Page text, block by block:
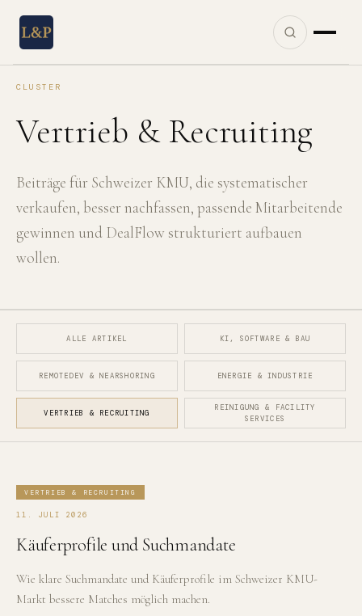
CLUSTER
Vertrieb & Recruiting
Beiträge für Schweizer KMU, die systematischer
verkaufen, besser nachfassen, passende Mitarbeitende
gewinnen und DealFlow strukturiert aufbauen
wollen.
ALLE ARTIKEL KI, SOFTWARE & BAU
REMOTEDEV & NEARSHORING ENERGIE & INDUSTRIE
VERTRIEB & RECRUITING
REINIGUNG & FACILITY
SERVICES
VERTRIEB & RECRUITING
11. JULI 2026
Käuferprofile und Suchmandate
Wie klare Suchmandate und Käuferprofile im Schweizer KMU-
Markt bessere Matches möglich machen.